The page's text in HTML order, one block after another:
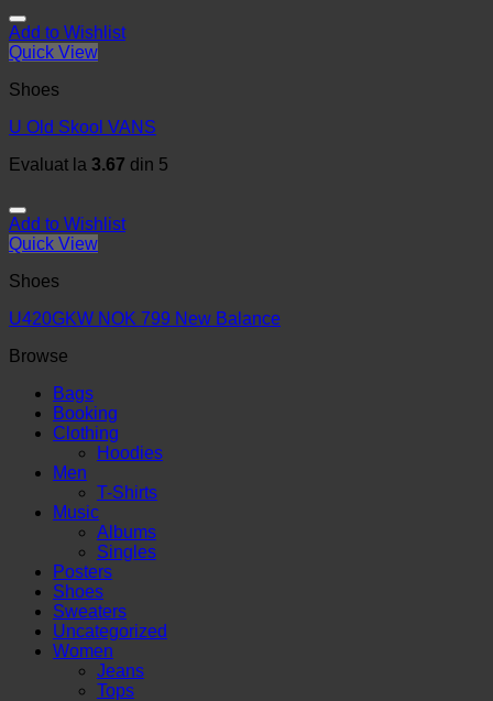
Add to Wishlist
Quick View
Shoes
U Old Skool VANS
Evaluat la 3.67 din 5
Add to Wishlist
Quick View
Shoes
U420GKW NOK 799 New Balance
Browse
Bags
Booking
Clothing
Hoodies
Men
T-Shirts
Music
Albums
Singles
Posters
Shoes
Sweaters
Uncategorized
Women
Jeans
Tops